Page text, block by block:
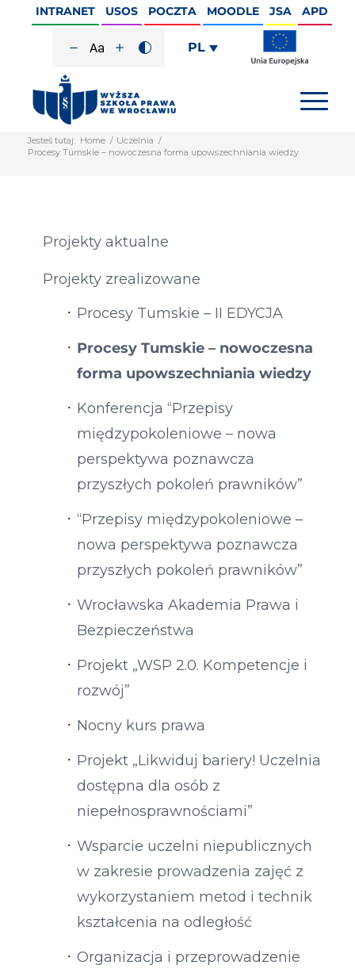
INTRANET USOS POCZTA MOODLE JSA APD
PL
Jesteś tutaj: Home / Uczelnia /
Procesy Tumskie – nowoczesna forma upowszechniania wiedzy
Projekty aktualne
Projekty zrealizowane
Procesy Tumskie – II EDYCJA
Procesy Tumskie – nowoczesna
forma upowszechniania wiedzy
Konferencja “Przepisy
międzypokoleniowe – nowa
perspektywa poznawcza
przyszłych pokoleń prawników”
“Przepisy międzypokoleniowe –
nowa perspektywa poznawcza
przyszłych pokoleń prawników”
Wrocławska Akademia Prawa i
Bezpieczeństwa
Projekt „WSP 2.0. Kompetencje i
rozwój”
Nocny kurs prawa
Projekt „Likwiduj bariery! Uczelnia
dostępna dla osób z
niepełnosprawnościami”
Wsparcie uczelni niepublicznych
w zakresie prowadzenia zajęć z
wykorzystaniem metod i technik
kształcenia na odległość
Organizacja i przeprowadzenie